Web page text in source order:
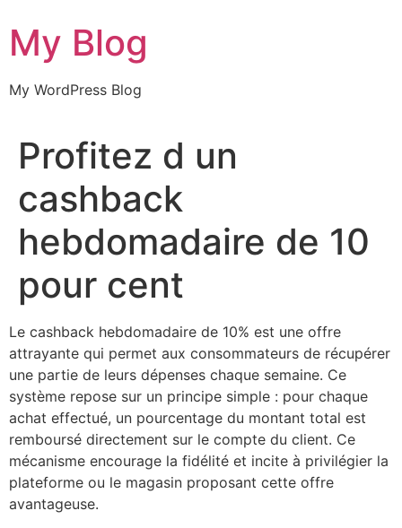
to
content
My Blog
My WordPress Blog
Profitez d un
cashback
hebdomadaire de 10
pour cent
Le cashback hebdomadaire de 10% est une offre
attrayante qui permet aux consommateurs de récupérer
une partie de leurs dépenses chaque semaine. Ce
système repose sur un principe simple : pour chaque
achat effectué, un pourcentage du montant total est
remboursé directement sur le compte du client. Ce
mécanisme encourage la fidélité et incite à privilégier la
plateforme ou le magasin proposant cette offre
avantageuse.